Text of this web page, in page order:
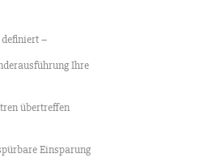
–
Ihre
übertreffen
Einsparung